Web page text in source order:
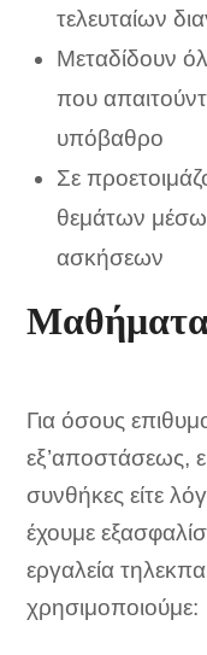
τελευταίων
Μεταδίδουν
που
υπόβαθρο
Σε
θεμάτων μέσω
ασκήσεων
Μαθήματα
Για όσους
εξ’αποστάσεως,
συνθήκες είτε
έχουμε
εργαλεία
χρησιμοποιούμε: